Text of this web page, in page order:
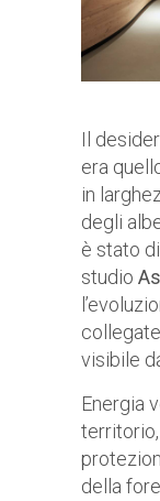
Il
era
in
degli
è stato
studio
visibile
Energia
della